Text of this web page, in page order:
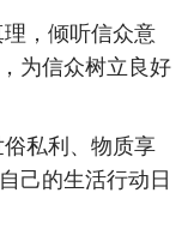
，倾听信众意
为信众树立良好
私利、物质享
己的生活行动日